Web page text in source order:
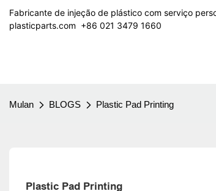
Fabricante de injeção de plástico com serviço
plasticparts.com ​​​​​​​ +86 021 3479 1660
Mulan BLOGS ​Plastic Pad Printing
​Plastic Pad Printing